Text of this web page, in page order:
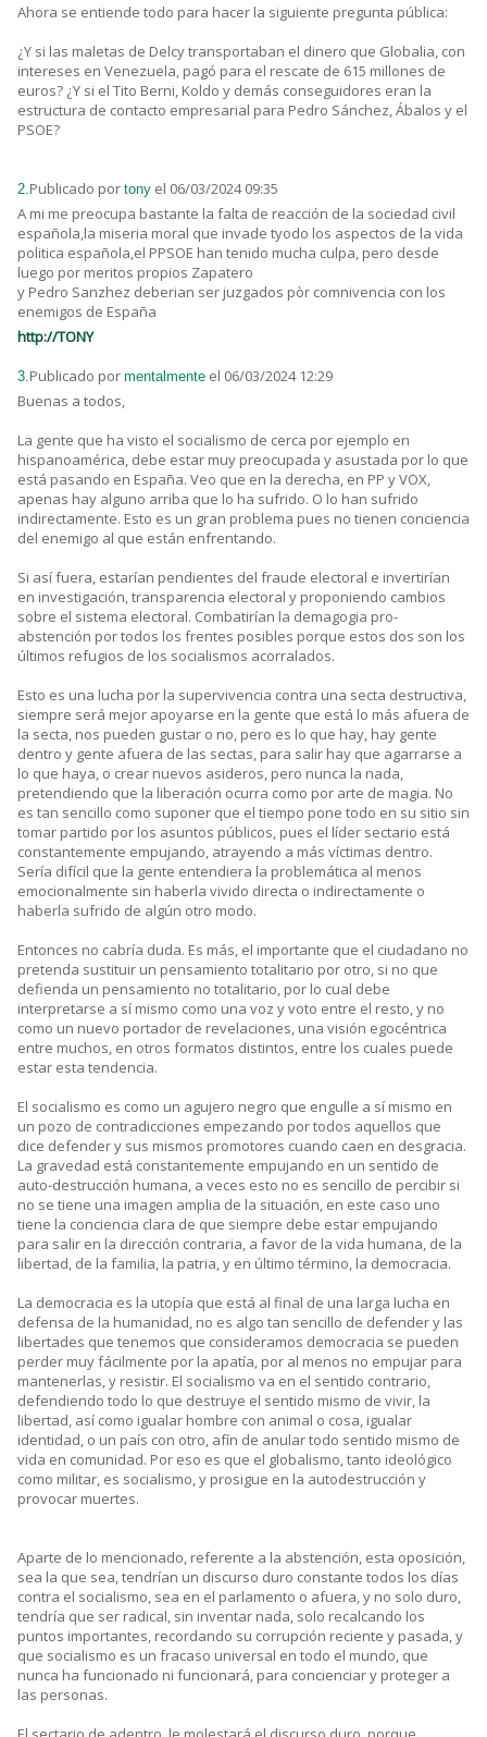
Ahora se entiende todo para hacer la siguiente pregunta pública:
¿Y si las maletas de Delcy transportaban el dinero que Globalia, con
intereses en Venezuela, pagó para el rescate de 615 millones de
euros? ¿Y si el Tito Berni, Koldo y demás conseguidores eran la
estructura de contacto empresarial para Pedro Sánchez, Ábalos y el
PSOE?
2. Publicado por tony el 06/03/2024 09:35
A mi me preocupa bastante la falta de reacción de la sociedad civil
española,la miseria moral que invade tyodo los aspectos de la vida
politica española,el PPSOE han tenido mucha culpa, pero desde
luego por meritos propios Zapatero
y Pedro Sanzhez deberian ser juzgados pòr comnivencia con los
enemigos de España
http://TONY
3. Publicado por mentalmente el 06/03/2024 12:29
Buenas a todos,
La gente que ha visto el socialismo de cerca por ejemplo en
hispanoamérica, debe estar muy preocupada y asustada por lo que
está pasando en España. Veo que en la derecha, en PP y VOX,
apenas hay alguno arriba que lo ha sufrido. O lo han sufrido
indirectamente. Esto es un gran problema pues no tienen conciencia
del enemigo al que están enfrentando.
Si así fuera, estarían pendientes del fraude electoral e invertirían
en investigación, transparencia electoral y proponiendo cambios
sobre el sistema electoral. Combatirían la demagogia pro-
abstención por todos los frentes posibles porque estos dos son los
últimos refugios de los socialismos acorralados.
Esto es una lucha por la supervivencia contra una secta destructiva,
siempre será mejor apoyarse en la gente que está lo más afuera de
la secta, nos pueden gustar o no, pero es lo que hay, hay gente
dentro y gente afuera de las sectas, para salir hay que agarrarse a
lo que haya, o crear nuevos asideros, pero nunca la nada,
pretendiendo que la liberación ocurra como por arte de magia. No
es tan sencillo como suponer que el tiempo pone todo en su sitio sin
tomar partido por los asuntos públicos, pues el líder sectario está
constantemente empujando, atrayendo a más víctimas dentro.
Sería difícil que la gente entendiera la problemática al menos
emocionalmente sin haberla vivido directa o indirectamente o
haberla sufrido de algún otro modo.
Entonces no cabría duda. Es más, el importante que el ciudadano no
pretenda sustituir un pensamiento totalitario por otro, si no que
defienda un pensamiento no totalitario, por lo cual debe
interpretarse a sí mismo como una voz y voto entre el resto, y no
como un nuevo portador de revelaciones, una visión egocéntrica
entre muchos, en otros formatos distintos, entre los cuales puede
estar esta tendencia.
El socialismo es como un agujero negro que engulle a sí mismo en
un pozo de contradicciones empezando por todos aquellos que
dice defender y sus mismos promotores cuando caen en desgracia.
La gravedad está constantemente empujando en un sentido de
auto-destrucción humana, a veces esto no es sencillo de percibir si
no se tiene una imagen amplia de la situación, en este caso uno
tiene la conciencia clara de que siempre debe estar empujando
para salir en la dirección contraria, a favor de la vida humana, de la
libertad, de la familia, la patria, y en último término, la democracia.
La democracia es la utopía que está al final de una larga lucha en
defensa de la humanidad, no es algo tan sencillo de defender y las
libertades que tenemos que consideramos democracia se pueden
perder muy fácilmente por la apatía, por al menos no empujar para
mantenerlas, y resistir. El socialismo va en el sentido contrario,
defendiendo todo lo que destruye el sentido mismo de vivir, la
libertad, así como igualar hombre con animal o cosa, igualar
identidad, o un país con otro, afín de anular todo sentido mismo de
vida en comunidad. Por eso es que el globalismo, tanto ideológico
como militar, es socialismo, y prosigue en la autodestrucción y
provocar muertes.
Aparte de lo mencionado, referente a la abstención, esta oposición,
sea la que sea, tendrían un discurso duro constante todos los días
contra el socialismo, sea en el parlamento o afuera, y no solo duro,
tendría que ser radical, sin inventar nada, solo recalcando los
puntos importantes, recordando su corrupción reciente y pasada, y
que socialismo es un fracaso universal en todo el mundo, que
nunca ha funcionado ni funcionará, para concienciar y proteger a
las personas.